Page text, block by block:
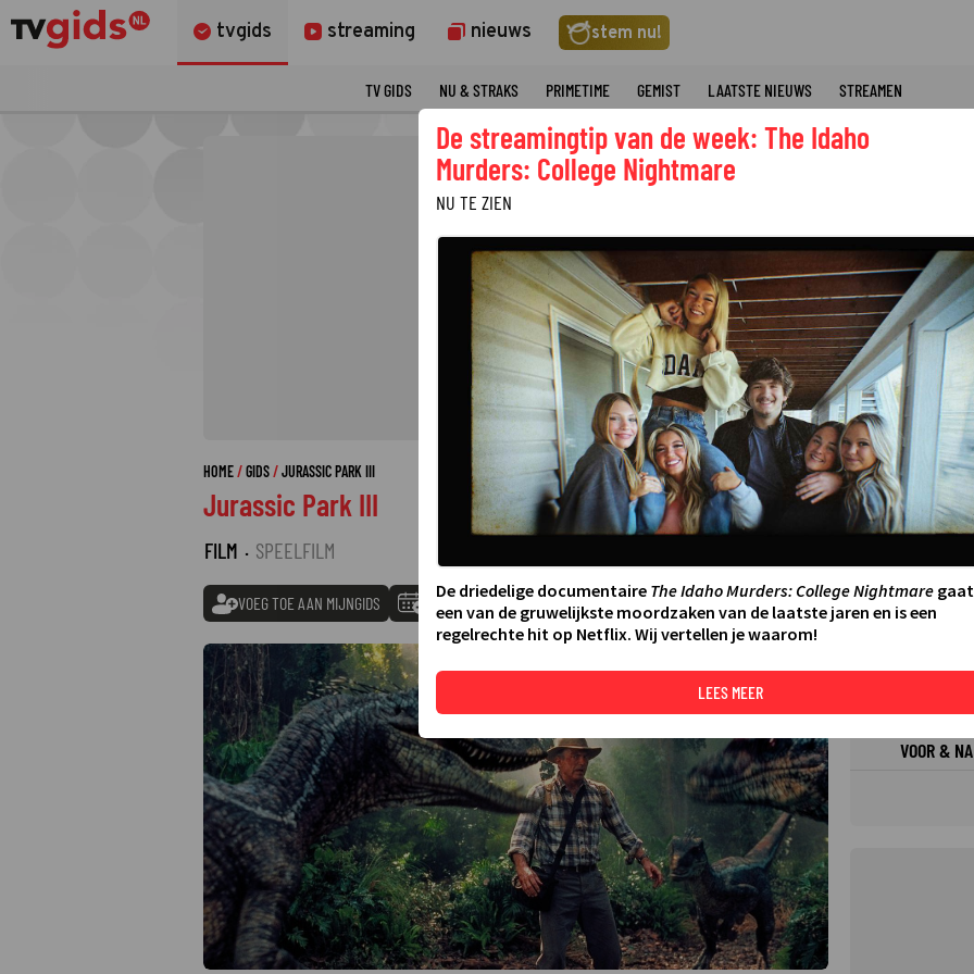
tvgids streaming nieuws stem nu!
TV GIDS NU & STRAKS PRIMETIME GEMIST LAATSTE NIEUWS STREAMEN
HOME GIDS JURASSIC PARK III
Jurassic Park III
FILM · SPEELFILM
VOEG TOE AAN MIJNGIDS TOEVOEGEN AAN AGENDA DELEN
FILMS
DE
VOOR &
De streamingtip van de week: The Idaho
Murders: College Nightmare
NU TE ZIEN
De driedelige documentaire The Idaho Murders: College Nightmaregaat
een van de gruwelijkste moordzaken van de laatste jaren en is een
regelrechte hit op Netflix. Wij vertellen je waarom!
LEES MEER